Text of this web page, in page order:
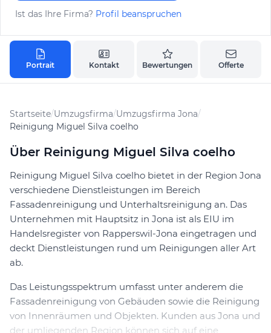
Ist das Ihre Firma? Profil beanspruchen
Portrait Kontakt Bewertungen Offerte
Startseite/Umzugsfirma/Umzugsfirma Jona/
Reinigung Miguel Silva coelho
Über Reinigung Miguel Silva coelho
Reinigung Miguel Silva coelho bietet in der Region Jona
verschiedene Dienstleistungen im Bereich
Fassadenreinigung und Unterhaltsreinigung an. Das
Unternehmen mit Hauptsitz in Jona ist als EIU im
Handelsregister von Rapperswil-Jona eingetragen und
deckt Dienstleistungen rund um Reinigungen aller Art
ab.
Das Leistungsspektrum umfasst unter anderem die
Fassadenreinigung von Gebäuden sowie die Reinigung
von Innenräumen und Objekten. Kunden aus Jona und
der umliegenden Region können sich auf eine